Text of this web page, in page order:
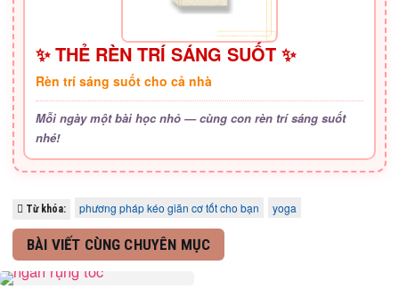
✨ THẺ RÈN TRÍ SÁNG SUỐT ✨
Rèn trí sáng suốt cho cả nhà
Mỗi ngày một bài học nhỏ — cùng con rèn trí sáng suốt
nhé!
Từ khóa: phương pháp kéo giãn cơ tốt cho bạn yoga
BÀI VIẾT CÙNG CHUYÊN MỤC